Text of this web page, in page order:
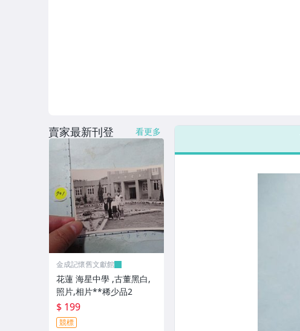
賣家最新刊登 看更多
金成記懷舊文獻館
花蓮 海星中學 ,古董黑白,
照片,相片**稀少品2
$ 199
競標